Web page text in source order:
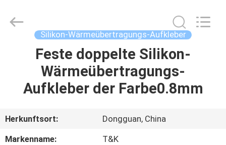
HAUS
PRODUKTE
ÜBER
UNS
Accessories
Co.,Ltd.
Silikon-Wärmeübertragungs-Aufkleber
Feste doppelte Silikon-
Wärmeübertragungs-
Aufkleber der Farbe0.8mm
Herkunftsort:
Dongguan, China
Markenname:
T&K